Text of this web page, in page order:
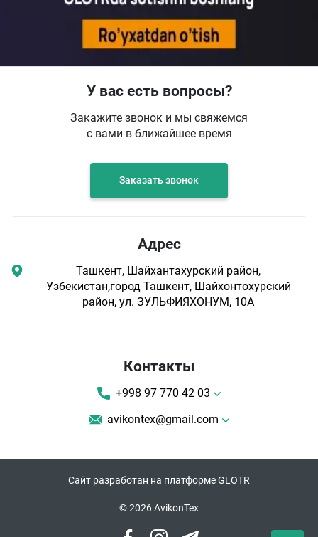
У вас есть вопросы?
Закажите звонок и мы свяжемся
с вами в ближайшее время
Заказать звонок
Адрес
Ташкент, Шайхантахурский район,
Узбекистан,город Ташкент, Шайхонтохурский
район, ул. ЗУЛЬФИЯХОНУМ, 10А
Контакты
+998 97 770 42 03
avikontex@gmail.com
Сайт разработан на платформе GLOTR
© 2026 AvikonTex